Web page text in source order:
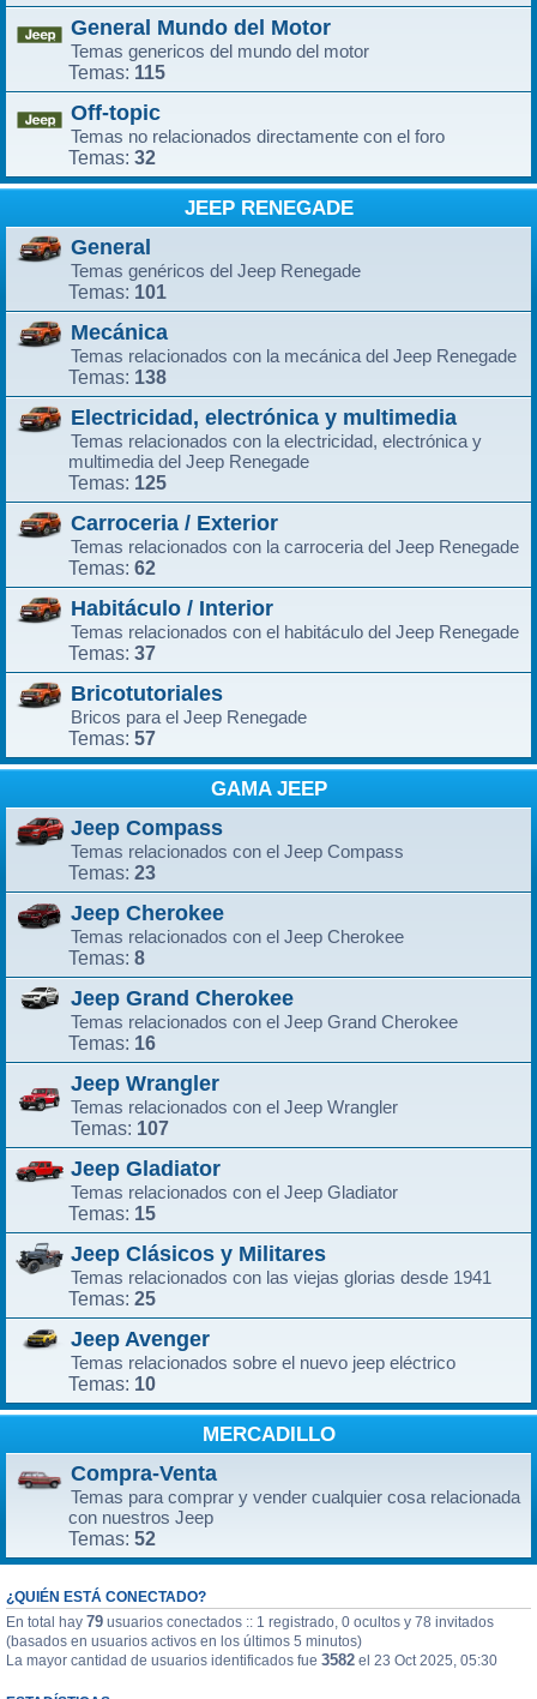
General Mundo del Motor
Temas genericos del mundo del motor
Temas: 115
Off-topic
Temas no relacionados directamente con el foro
Temas: 32
JEEP RENEGADE
General
Temas genéricos del Jeep Renegade
Temas: 101
Mecánica
Temas relacionados con la mecánica del Jeep Renegade
Temas: 138
Electricidad, electrónica y multimedia
Temas relacionados con la electricidad, electrónica y
multimedia del Jeep Renegade
Temas: 125
Carroceria / Exterior
Temas relacionados con la carroceria del Jeep Renegade
Temas: 62
Habitáculo / Interior
Temas relacionados con el habitáculo del Jeep Renegade
Temas: 37
Bricotutoriales
Bricos para el Jeep Renegade
Temas: 57
GAMA JEEP
Jeep Compass
Temas relacionados con el Jeep Compass
Temas: 23
Jeep Cherokee
Temas relacionados con el Jeep Cherokee
Temas: 8
Jeep Grand Cherokee
Temas relacionados con el Jeep Grand Cherokee
Temas: 16
Jeep Wrangler
Temas relacionados con el Jeep Wrangler
Temas: 107
Jeep Gladiator
Temas relacionados con el Jeep Gladiator
Temas: 15
Jeep Clásicos y Militares
Temas relacionados con las viejas glorias desde 1941
Temas: 25
Jeep Avenger
Temas relacionados sobre el nuevo jeep eléctrico
Temas: 10
MERCADILLO
Compra-Venta
Temas para comprar y vender cualquier cosa relacionada
con nuestros Jeep
Temas: 52
¿QUIÉN ESTÁ CONECTADO?
En total hay 79 usuarios conectados :: 1 registrado, 0 ocultos y 78 invitados
(basados en usuarios activos en los últimos 5 minutos)
La mayor cantidad de usuarios identificados fue 3582 el 23 Oct 2025, 05:30